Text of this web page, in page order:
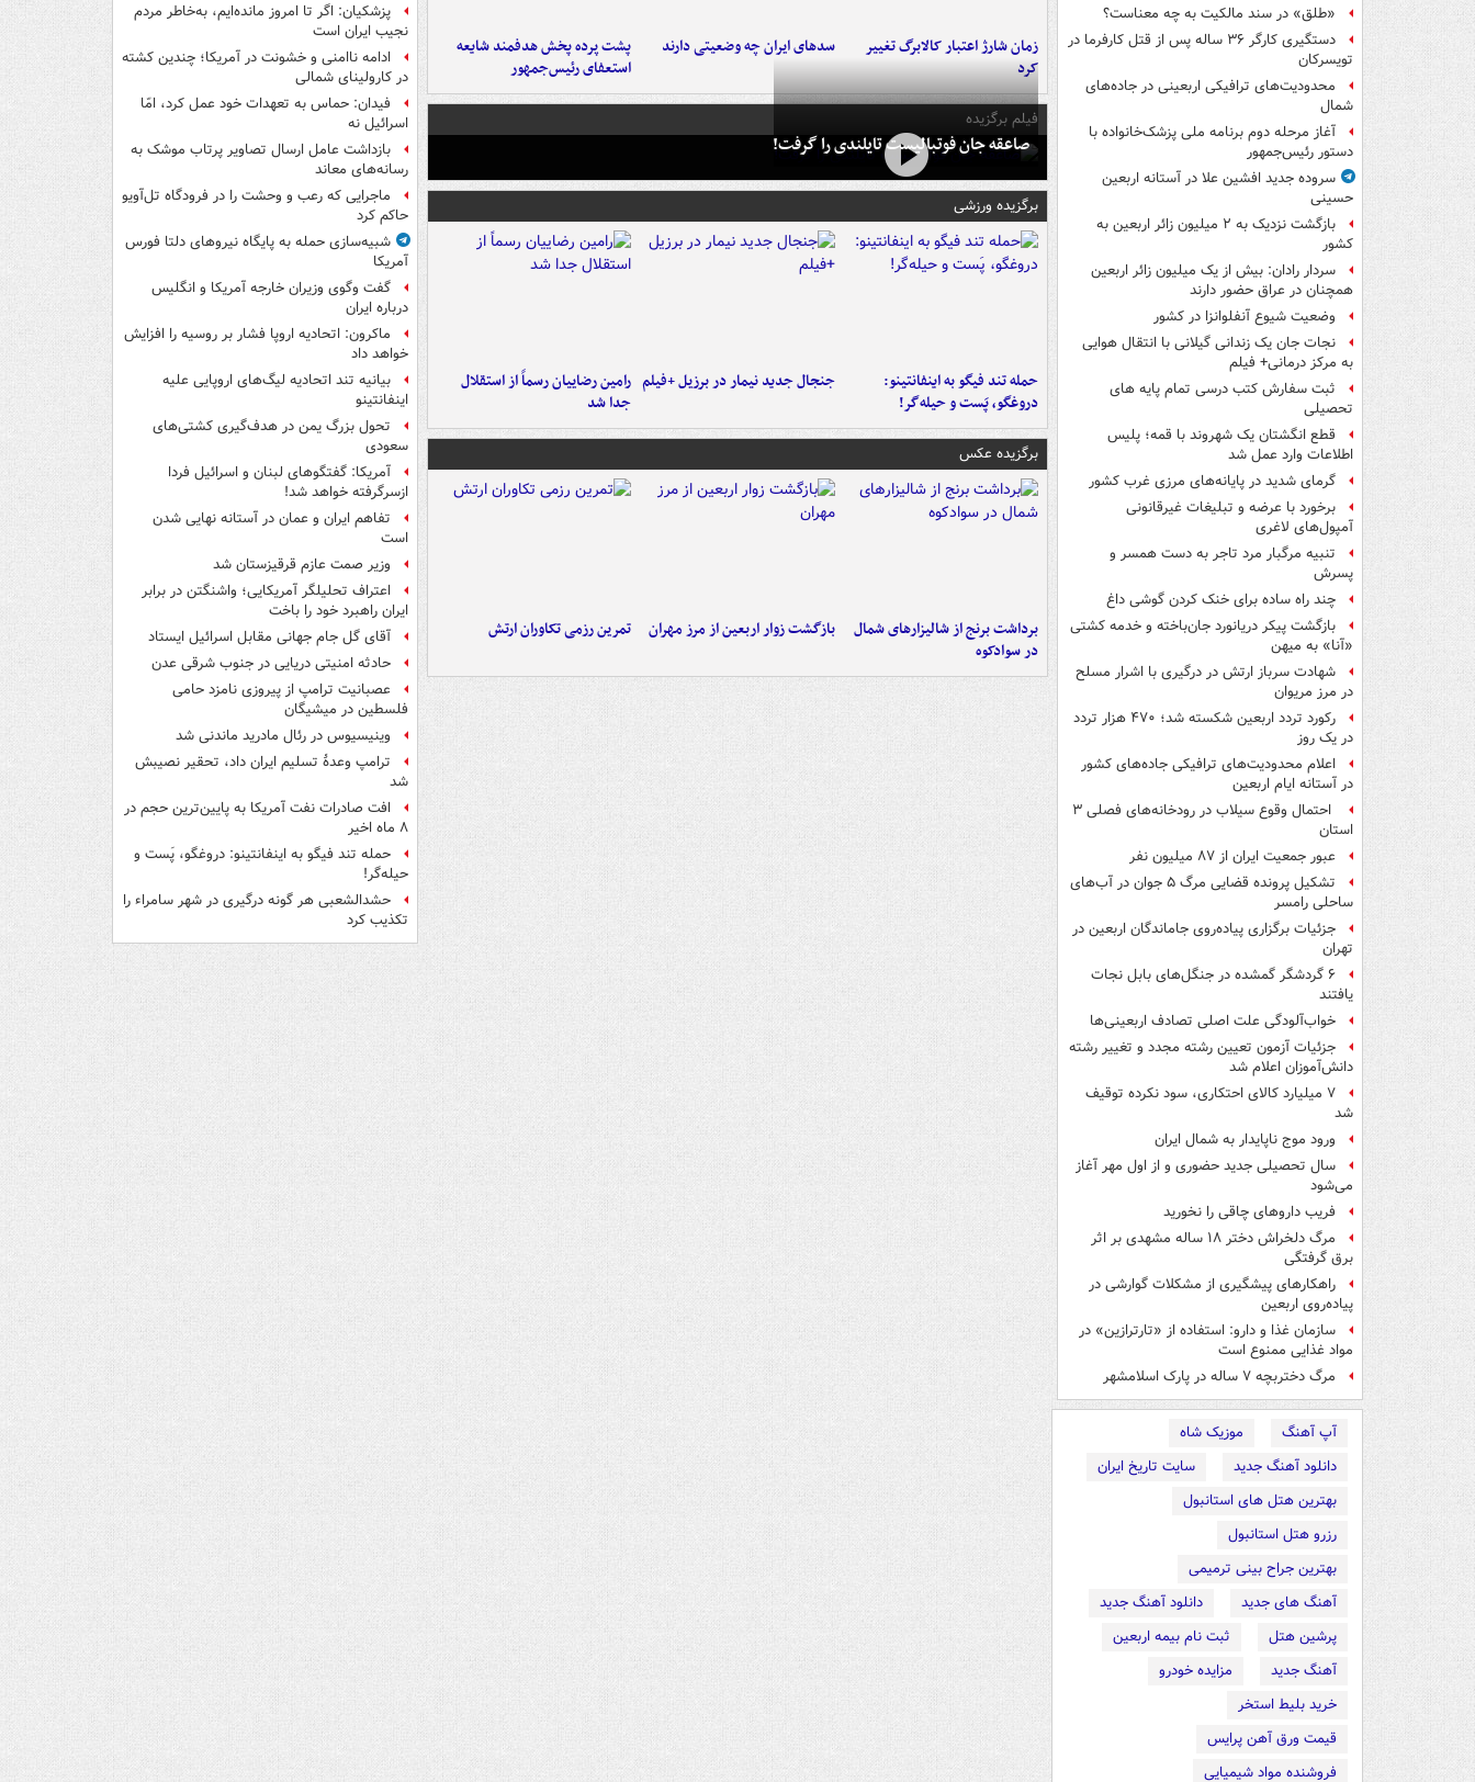
«طلق» در سند مالکیت به چه معناست؟
دستگیری کارگر ۳۶ ساله پس از قتل کارفرما در
تویسرکان
محدودیت‌های ترافیکی اربعینی در جاده‌های
شمال‌
آغاز مرحله دوم برنامه ملی پزشک‌خانواده با
دستور رئیس‌جمهور
سروده جدید افشین علا در آستانه اربعین
حسینی
بازگشت نزدیک به ۲ میلیون زائر اربعین به
کشور
سردار رادان: بیش از یک میلیون زائر اربعین
همچنان در عراق حضور دارند
وضعیت شیوع آنفلوانزا در کشور
نجات جان یک زندانی گیلانی با انتقال هوایی
به مرکز درمانی+ فیلم
ثبت سفارش کتب درسی تمام پایه های
تحصیلی
قطع انگشتان یک شهروند با قمه؛ پلیس
اطلاعات وارد عمل شد
گرمای شدید در پایانه‌های مرزی غرب کشور
برخورد با عرضه و تبلیغات غیرقانونی
آمپول‌های لاغری
تنبیه مرگبار مرد تاجر به دست همسر و
پسرش
چند راه‌ ساده برای خنک کردن گوشی داغ
بازگشت پیکر دریانورد جان‌باخته و خدمه کشتی
«آنا» به میهن
شهادت سرباز ارتش در درگیری با اشرار مسلح
در مرز مریوان
رکورد تردد اربعین شکسته شد؛ ۴۷۰ هزار تردد
در یک روز
اعلام محدودیت‌های ترافیکی جاده‌های کشور
در آستانه ایام اربعین
احتمال وقوع سیلاب در رودخانه‌های فصلی ۳
استان
عبور جمعیت ایران از ۸۷ میلیون نفر
تشکیل پرونده قضایی مرگ ۵ جوان در آب‌های
ساحلی رامسر
جزئیات برگزاری پیاده‌روی جاماندگان اربعین در
تهران
۶ گردشگر گمشده در جنگل‌های بابل نجات
یافتند
خواب‌آلودگی علت اصلی تصادف اربعینی‌ها
جزئیات آزمون تعیین رشته مجدد و تغییر رشته
دانش‌آموزان اعلام شد
۷ میلیارد کالای احتکاری، سود نکرده توقیف
شد
ورود موج ناپایدار به شمال ایران
سال تحصیلی جدید حضوری و از اول مهر آغاز
می‌شود
فریب داروهای چاقی را نخورید
مرگ دلخراش دختر ۱۸ ساله مشهدی بر اثر
برق گرفتگی
راهکارهای پیشگیری از مشکلات گوارشی در
پیاده‌روی اربعین
سازمان غذا و دارو: استفاده از «تارترازین» در
مواد غذایی ممنوع است
مرگ دختربچه ۷ ساله در پارک اسلامشهر
آپ آهنگ
موزیک شاه
دانلود آهنگ جدید
سایت تاریخ ایران
بهترین هتل های استانبول
رزرو هتل استانبول
بهترین جراح بینی ترمیمی
آهنگ های جدید
دانلود آهنگ جدید
پرشین هتل
ثبت نام بیمه اربعین
آهنگ جدید
مزایده خودرو
خرید بلیط استخر
قیمت ورق آهن پرایس
فروشنده مواد شیمیایی
زمان شارژ اعتبار کالابرگ تغییر
کرد
سدهای ایران چه وضعیتی دارند
پشت پرده پخش هدفمند شایعه
استعفای رئیس‌جمهور
فیلم برگزیده
صاعقه جان فوتبالیست تایلندی را گرفت!
برگزیده ورزشی
حمله تند فیگو به اینفانتینو:
دروغگو، پَست‌ و حیله‌گر!
جنجال جدید نیمار در برزیل +فیلم رامین رضاییان رسماً از استقلال
جدا شد
برگزیده عکس
برداشت برنج از شالیزارهای شمال
در سوادکوه
بازگشت زوار اربعین از مرز مهران تمرین رزمی تکاوران ارتش
پزشکیان: اگر تا امروز مانده‌ایم، به‌خاطر مردم
نجیب ایران است
ادامه ناامنی و خشونت در آمریکا؛ چندین کشته
در کارولینای شمالی
فیدان: حماس به تعهدات خود عمل کرد، امّا
اسرائیل نه
بازداشت عامل ارسال تصاویر پرتاب موشک به
رسانه‌های معاند
ماجرایی که رعب و وحشت را در فرودگاه تل‌آویو
حاکم کرد
شبیه‌سازی حمله به پایگاه نیروهای دلتا فورس
آمریکا
گفت وگوی وزیران خارجه آمریکا و انگلیس
درباره ایران
ماکرون: اتحادیه اروپا فشار بر روسیه را افزایش
خواهد داد
بیانیه تند اتحادیه لیگ‌های اروپایی علیه
اینفانتینو
تحول بزرگ یمن در هدف‌گیری کشتی‌های
سعودی
آمریکا: گفتگوهای لبنان و اسرائیل فردا
ازسرگرفته خواهد شد!
تفاهم ایران و عمان در آستانه نهایی شدن
است
وزیر صمت عازم قرقیزستان شد
اعتراف تحلیلگر آمریکایی؛ واشنگتن در برابر
ایران راهبرد خود را باخت
آقای گل جام جهانی مقابل اسرائیل ایستاد
حادثه امنیتی دریایی در جنوب شرقی عدن
عصبانیت ترامپ از پیروزی نامزد حامی
فلسطین در میشیگان
وینیسیوس در رئال مادرید ماندنی شد
ترامپ وعدۀ تسلیم ایران داد، تحقیر نصیبش
شد
افت صادرات نفت آمریکا به پایین‌ترین حجم در
۸ ماه اخیر
حمله تند فیگو به اینفانتینو: دروغگو، پَست‌ و
حیله‌گر!
حشدالشعبی هر گونه درگیری در شهر سامراء را
تکذیب کرد